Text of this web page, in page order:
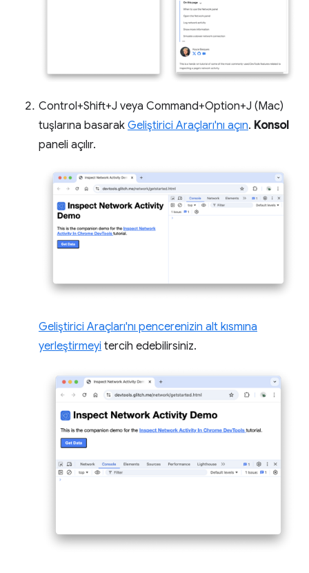
Control+Shift+J veya Command+Option+J (Mac)
tuşlarına basarak Geliştirici Araçları'nı açın. Konsol
paneli açılır.
Geliştirici Araçları'nı pencerenizin alt kısmına
yerleştirmeyi tercih edebilirsiniz.